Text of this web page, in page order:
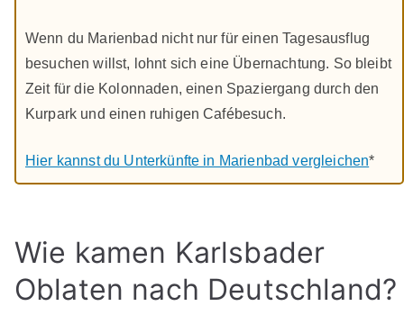
Wenn du Marienbad nicht nur für einen Tagesausflug
besuchen willst, lohnt sich eine Übernachtung. So bleibt
Zeit für die Kolonnaden, einen Spaziergang durch den
Kurpark und einen ruhigen Cafébesuch.
Hier kannst du Unterkünfte in Marienbad vergleichen*
Wie kamen Karlsbader
Oblaten nach Deutschland?